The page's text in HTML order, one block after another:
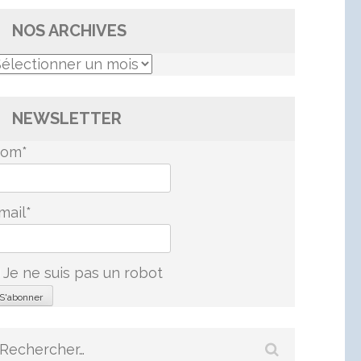
NOS ARCHIVES
NEWSLETTER
Je ne suis pas un robot
Rechercher :